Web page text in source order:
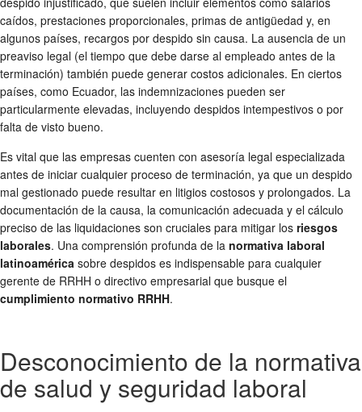
caídos, prestaciones proporcionales, primas de antigüedad y, en
algunos países, recargos por despido sin causa. La ausencia de un
preaviso legal (el tiempo que debe darse al empleado antes de la
terminación) también puede generar costos adicionales. En ciertos
países, como Ecuador, las indemnizaciones pueden ser
particularmente elevadas, incluyendo despidos intempestivos o por
falta de visto bueno.
Es vital que las empresas cuenten con asesoría legal especializada
antes de iniciar cualquier proceso de terminación, ya que un despido
mal gestionado puede resultar en litigios costosos y prolongados. La
documentación de la causa, la comunicación adecuada y el cálculo
preciso de las liquidaciones son cruciales para mitigar los riesgos
laborales. Una comprensión profunda de la normativa laboral
latinoamérica sobre despidos es indispensable para cualquier
gerente de RRHH o directivo empresarial que busque el
cumplimiento normativo RRHH.
Desconocimiento de la normativa
de salud y seguridad laboral